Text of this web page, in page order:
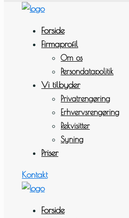
Forside
Firmaprofil
Om os
Persondatapolitik
Vi tilbyder
Privatrengøring
Erhvervsrengøring
Rekvisitter
Syning
Priser
Kontakt
Forside